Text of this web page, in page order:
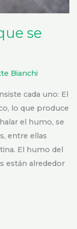
se
Bianchi
cada uno: El
lo que produce
el humo, se
entre ellas
El humo del
están alrededor